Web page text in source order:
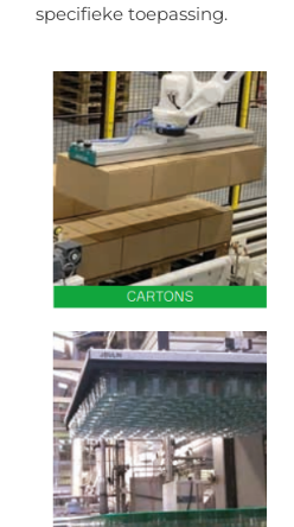
specifieke toepassing.